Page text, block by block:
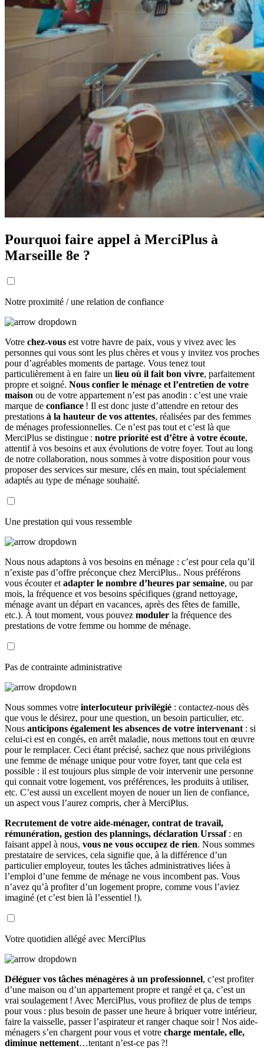
Pourquoi faire appel à MerciPlus à
Marseille 8e ?
Notre proximité / une relation de confiance
Votre chez-vous est votre havre de paix, vous y vivez avec les
personnes qui vous sont les plus chères et vous y invitez vos proches
pour d’agréables moments de partage. Vous tenez tout
particulièrement à en faire un lieu où il fait bon vivre, parfaitement
propre et soigné. Nous confier le ménage et l’entretien de votre
maison ou de votre appartement n’est pas anodin : c’est une vraie
marque de confiance ! Il est donc juste d’attendre en retour des
prestations à la hauteur de vos attentes, réalisées par des femmes
de ménages professionnelles. Ce n’est pas tout et c’est là que
MerciPlus se distingue : notre priorité est d’être à votre écoute,
attentif à vos besoins et aux évolutions de votre foyer. Tout au long
de notre collaboration, nous sommes à votre disposition pour vous
proposer des services sur mesure, clés en main, tout spécialement
adaptés au type de ménage souhaité.
Une prestation qui vous ressemble
Nous nous adaptons à vos besoins en ménage : c’est pour cela qu’il
n’existe pas d’offre préconçue chez MerciPlus.. Nous préférons
vous écouter et adapter le nombre d’heures par semaine, ou par
mois, la fréquence et vos besoins spécifiques (grand nettoyage,
ménage avant un départ en vacances, après des fêtes de famille,
etc.). À tout moment, vous pouvez moduler la fréquence des
prestations de votre femme ou homme de ménage.
Pas de contrainte administrative
Nous sommes votre interlocuteur privilégié : contactez-nous dès
que vous le désirez, pour une question, un besoin particulier, etc.
Nous anticipons également les absences de votre intervenant : si
celui-ci est en congés, en arrêt maladie, nous mettons tout en œuvre
pour le remplacer. Ceci étant précisé, sachez que nous privilégions
une femme de ménage unique pour votre foyer, tant que cela est
possible : il est toujours plus simple de voir intervenir une personne
qui connait votre logement, vos préférences, les produits à utiliser,
etc. C’est aussi un excellent moyen de nouer un lien de confiance,
un aspect vous l’aurez compris, cher à MerciPlus.
Recrutement de votre aide-ménager, contrat de travail,
rémunération, gestion des plannings, déclaration Urssaf: en
faisant appel à nous, vous ne vous occupez de rien. Nous sommes
prestataire de services, cela signifie que, à la différence d’un
particulier employeur, toutes les tâches administratives liées à
l’emploi d’une femme de ménage ne vous incombent pas. Vous
n’avez qu’à profiter d’un logement propre, comme vous l’aviez
imaginé (et c’est bien là l’essentiel !).
Votre quotidien allégé avec MerciPlus
Déléguer vos tâches ménagères à un professionnel, c’est profiter
d’une maison ou d’un appartement propre et rangé et ça, c’est un
vrai soulagement ! Avec MerciPlus, vous profitez de plus de temps
pour vous : plus besoin de passer une heure à briquer votre intérieur,
faire la vaisselle, passer l’aspirateur et ranger chaque soir ! Nos aide-
ménagers s’en chargent pour vous et votre charge mentale, elle,
diminue nettement…tentant n’est-ce pas ?!